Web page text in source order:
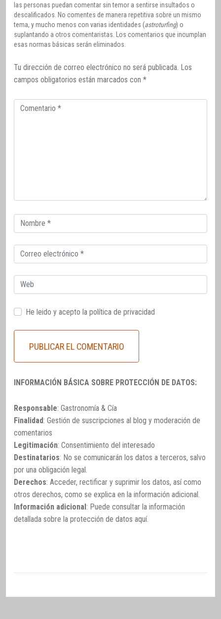
las personas puedan comentar sin temor a sentirse insultados o
descalificados. No comentes de manera repetitiva sobre un mismo
tema, y mucho menos con varias identidades (astroturfing) o
suplantando a otros comentaristas. Los comentarios que incumplan
esas normas básicas serán eliminados.
Tu dirección de correo electrónico no será publicada. Los
campos obligatorios están marcados con *
Comentario
Correo
electrónico
Correo
electrónico
Web
He leido y acepto la política de privacidad
INFORMACIÓN BÁSICA SOBRE PROTECCIÓN DE DATOS:
Responsable: Gastronomía & Cía
Finalidad: Gestión de suscripciones al blog y moderación de
comentarios
Legitimación: Consentimiento del interesado
Destinatarios: No se comunicarán los datos a terceros, salvo
por una obligación legal.
Derechos: Acceder, rectificar y suprimir los datos, así como
otros derechos, como se explica en la información adicional.
Información adicional: Puede consultar la información
detallada sobre la protección de datos aquí.